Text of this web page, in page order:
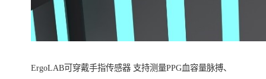
ErgoLAB可穿戴手指传感器 支持测量PPG血容量脉搏、